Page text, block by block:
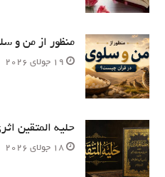
منظور از من و
19 جولای 2026
حلیه المتقین
18 جولای 2026